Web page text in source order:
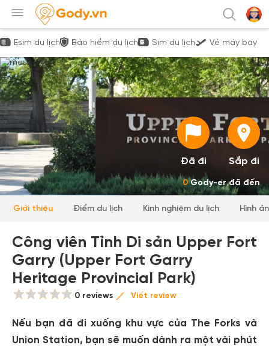
Esim du lịch Bảo hiểm du lịch Sim du lịch Vé máy bay
Đã đi Sắp đi
0Gody-er đã đến
Giới thiệu Điểm du lịch Kinh nghiệm du lịch Hình
Công viên Tỉnh Di sản Upper Fort
Garry (Upper Fort Garry
Heritage Provincial Park)
0 reviews Viết review
Nếu bạn đã đi xuống khu vực của The Forks và
Union Station, bạn sẽ muốn dành ra một vài phút